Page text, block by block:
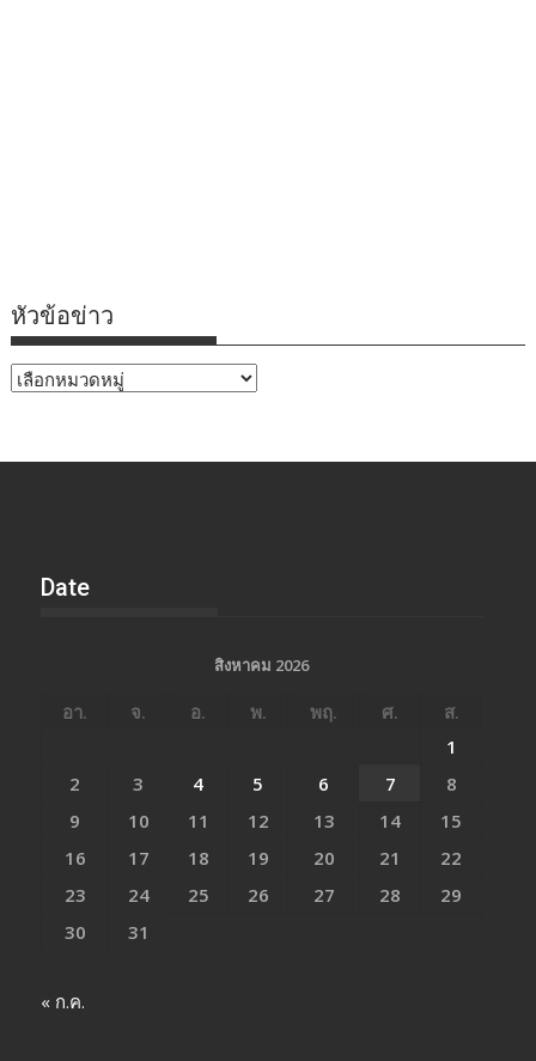
หัวข้อข่าว
หัวข้อ
Date
สิงหาคม 2026
อา. จ. อ. พ. พฤ. ศ.
ส.
1
2
3 4 5 6 7
8
9
10 11 12 13 14
15
16
17 18 19 20 21
22
23
24 25 26 27 28
29
30
31
« ก.ค.